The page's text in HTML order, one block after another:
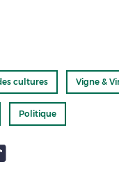
cultures Vigne &
Politique